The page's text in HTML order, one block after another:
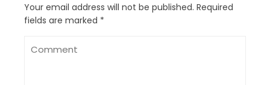
Your email address will not be published. Required
fields are marked *